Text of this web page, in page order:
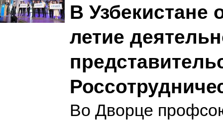
В Узбекистане
летие
Во Дворце